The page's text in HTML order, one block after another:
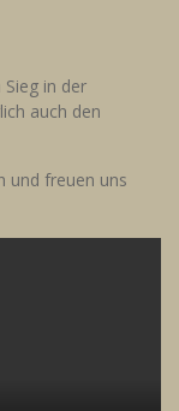
in der
auch den
und freuen uns